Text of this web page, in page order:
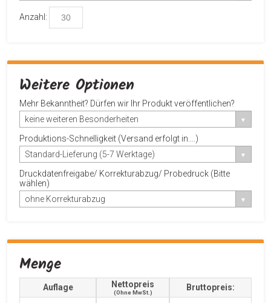
Anzahl:
Weitere Optionen
Mehr Bekanntheit? Dürfen wir Ihr Produkt veröffentlichen?
keine weiteren Besonderheiten
Produktions-Schnelligkeit (Versand erfolgt in....)
Standard-Lieferung (5-7 Werktage)
Druckdatenfreigabe/ Korrekturabzug/ Probedruck (Bitte
wählen)
ohne Korrekturabzug
Menge
Auflage Nettopreis
(ohne MwSt.)
Bruttopreis: